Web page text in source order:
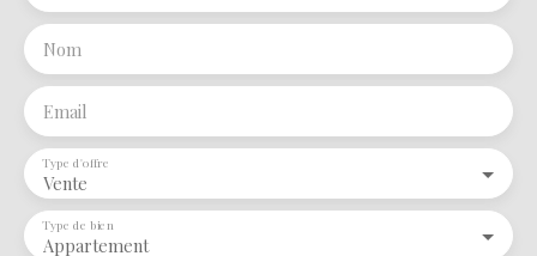
Nom
Email
Vente
Type d'offre
Appartement
Type de bien